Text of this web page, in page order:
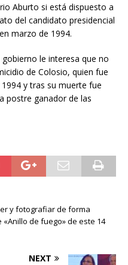
Aburto si está dispuesto a
del candidato presidencial
marzo de 1994.
le interesa que no
de Colosio, quien fue
y tras su muerte fue
postre ganador de las
y fotografiar de forma
de fuego» de este 14
NEXT